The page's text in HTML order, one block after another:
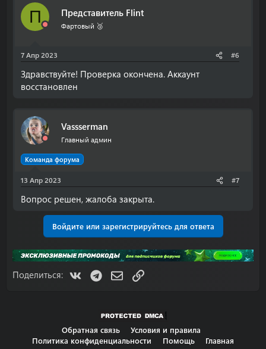
П Представитель Flint
Фартовый 🥉
7 Апр 2023 #6
Здравствуйте! Проверка окончена. Аккаунт
восстановлен
Vassserman
Главный админ
Команда форума
13 Апр 2023 #7
Вопрос решен, жалоба закрыта.
Войдите или зарегистрируйтесь для ответа
Поделиться: VK TelegramЭлектронная почта
Ссылка
Обратная связь
Условия и правила
Политика конфиденциальности
Помощь Главная